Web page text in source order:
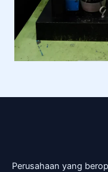
Perusahaan yang